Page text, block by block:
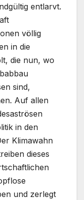
entlarvt.
völlig
in die
die nun, wo
sind,
Auf allen
in den
Klimawahn
dieses
und zerlegt